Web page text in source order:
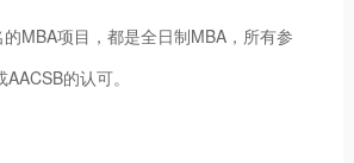
MBA项目，都是全日制MBA，所有参
的认可。